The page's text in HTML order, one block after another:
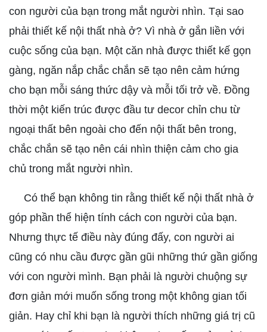
con người của bạn trong mắt người nhìn. Tại sao
phải thiết kế nội thất nhà ở? Vì nhà ở gắn liền với
cuộc sống của bạn. Một căn nhà được thiết kế gọn
gàng, ngăn nắp chắc chắn sẽ tạo nên cảm hứng
cho bạn mỗi sáng thức dậy và mỗi tối trở về. Đồng
thời một kiến trúc được đầu tư decor chỉn chu từ
ngoại thất bên ngoài cho đến nội thất bên trong,
chắc chắn sẽ tạo nên cái nhìn thiện cảm cho gia
chủ trong mắt người nhìn.
Có thể bạn không tin rằng thiết kế nội thất nhà ở
góp phần thể hiện tính cách con người của bạn.
Nhưng thực tế điều này đúng đấy, con người ai
cũng có nhu cầu được gần gũi những thứ gần giống
với con người mình. Bạn phải là người chuộng sự
đơn giản mới muốn sống trong một không gian tối
giản. Hay chỉ khi bạn là người thích những giá trị cũ